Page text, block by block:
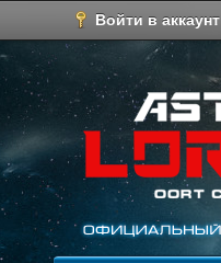
Войти в аккаунт